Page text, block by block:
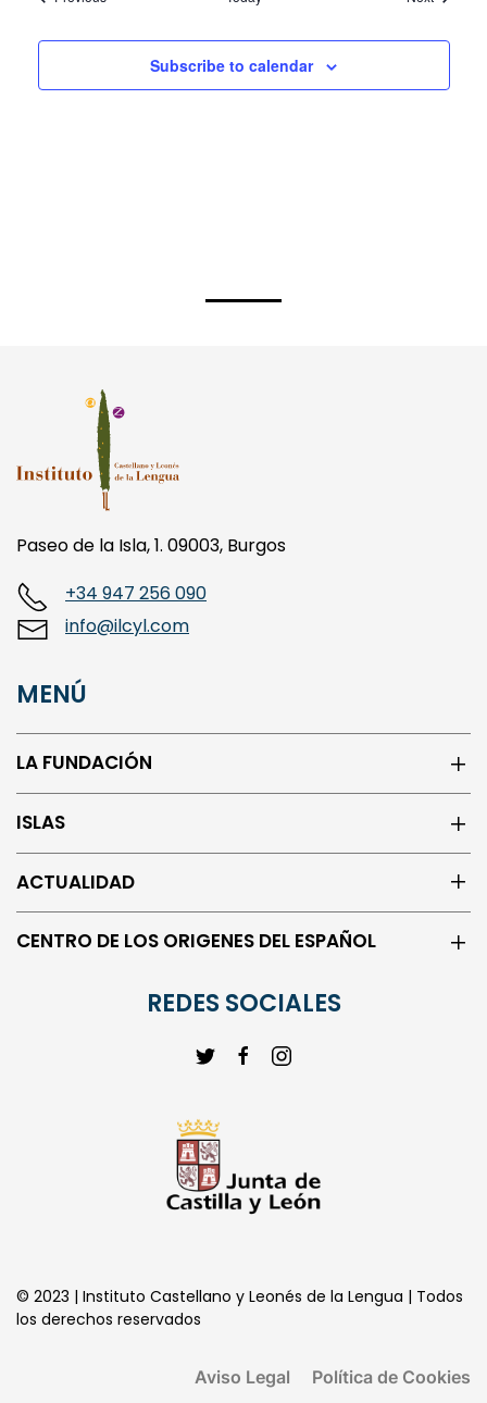
Subscribe to calendar
Paseo de la Isla, 1. 09003, Burgos
info@ilcyl.com
LA FUNDACIÓN
ISLAS
ACTUALIDAD
CENTRO DE LOS ORIGENES DEL ESPAÑOL
los derechos reservados
Política de Privacidad
Transparencia